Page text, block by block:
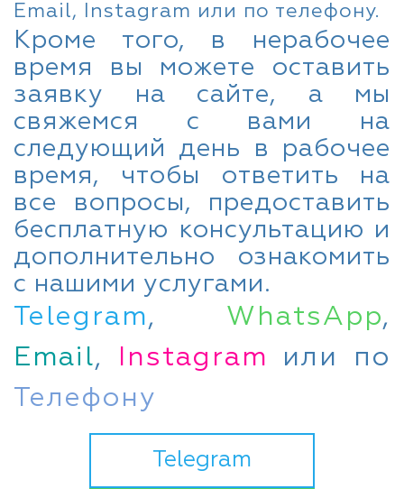
Email, Instagram или по телефону.
Кроме того, в нерабочее
время вы можете оставить
заявку на сайте, а мы
свяжемся с вами на
следующий день в рабочее
время, чтобы ответить на
все вопросы, предоставить
бесплатную консультацию и
дополнительно ознакомить
с нашими услугами.
Telegram, WhatsApp,
Email, Instagram или по
Телефону
Telegram